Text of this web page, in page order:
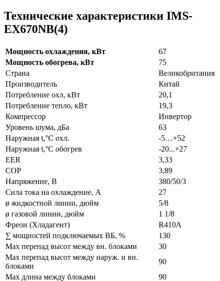
Технические характеристики IMS-
EX670NB(4)
Мощность охлаждения, кВт
67
Мощность обогрева, кВт
75
Страна
Великобритания
Производитель
Китай
Потребление охл, кВт
20,1
Потребление тепло, кВт
19,3
Компрессор
Инвертор
Уровень шума, дБа
63
Наружная t,°C охл.
-5…+52
Наружная t,°C обогрев
-20...+27
EER
3,33
COP
3,89
Напряжение, В
380/50/3
Сила тока на охлаждение, А
27
ø жидкостной линии, дюйм
5/8
ø газовой линии, дюйм
1 1/8
Фреон (Хладагент)
R410A
∑ мощностей подключаемых ВБ, %
130
Max перепад высот между вн. блоками
30
Max перепад высот между наруж. и вн.
блоками
90
Max длина между блоками
90